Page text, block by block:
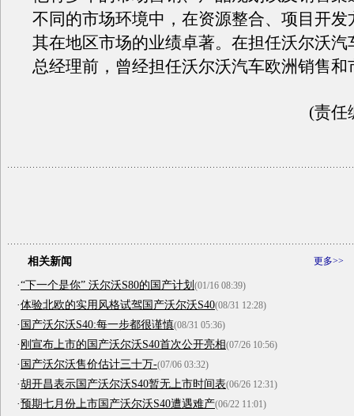
不同的市场环境中，在资源整合、项目开发
其在地区市场的业绩卓著。在担任沃尔沃汽
总经理前，曾经担任沃尔沃汽车欧洲销售和
(责任
更多>>
相关新闻
·“下一个是你” 沃尔沃S80的国产计划 (01/16 08:39)
·体验北欧的实用风格试驾国产沃尔沃S40(08/31 12:28)
·国产沃尔沃S40:每一步都很谨慎(08/31 05:36)
·刚宣布上市的国产沃尔沃S40首次公开亮相(07/26 10:56)
·国产沃尔沃售价估计三十万-(07/06 03:32)
·胡开昌表示国产沃尔沃S40暂无上市时间表(06/26 12:31)
·预期七月份上市国产沃尔沃S40遭遇难产(06/22 11:01)